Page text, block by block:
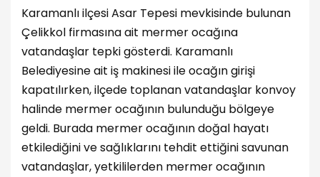
Karamanlı ilçesi Asar Tepesi mevkisinde bulunan
Çelikkol firmasına ait mermer ocağına
vatandaşlar tepki gösterdi. Karamanlı
Belediyesine ait iş makinesi ile ocağın girişi
kapatılırken, ilçede toplanan vatandaşlar konvoy
halinde mermer ocağının bulunduğu bölgeye
geldi. Burada mermer ocağının doğal hayatı
etkilediğini ve sağlıklarını tehdit ettiğini savunan
vatandaşlar, yetkililerden mermer ocağının